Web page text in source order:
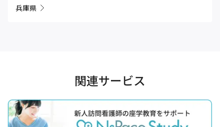
兵庫県
関連サービス